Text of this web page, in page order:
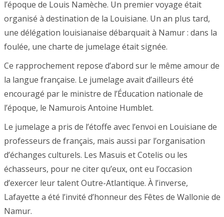
l’époque de Louis Namèche. Un premier voyage était
organisé à destination de la Louisiane. Un an plus tard,
une délégation louisianaise débarquait à Namur : dans la
foulée, une charte de jumelage était signée.
Ce rapprochement repose d’abord sur le même amour de
la langue française. Le jumelage avait d’ailleurs été
encouragé par le ministre de l’Éducation nationale de
l’époque, le Namurois Antoine Humblet.
Le jumelage a pris de l’étoffe avec l’envoi en Louisiane de
professeurs de français, mais aussi par l’organisation
d’échanges culturels. Les Masuis et Cotelis ou les
échasseurs, pour ne citer qu’eux, ont eu l’occasion
d’exercer leur talent Outre-Atlantique. À l’inverse,
Lafayette a été l’invité d’honneur des Fêtes de Wallonie de
Namur.